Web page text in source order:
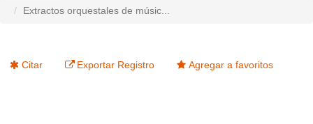
Extractos orquestales de músic...
Citar Exportar Registro Agregar a favoritos